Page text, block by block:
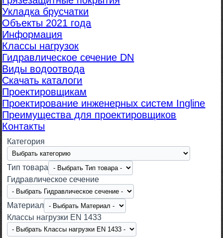
Укладка брусчатки
Объекты 2021 года
Информация
Классы нагрузок
Гидравлическое сечение DN
Виды водоотвода
Скачать каталоги
Проектировщикам
Проектирование инженерных систем Ingline
Преимущества для проектировщиков
Контакты
Категория
Тип товара
Гидравлическое сечение
Материал
Класcы нагрузки EN 1433